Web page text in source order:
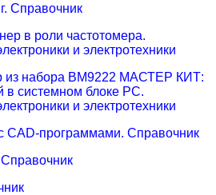
Справочник
в роли частотомера.
и электротехники
из набора ВМ9222 МАСТЕР КИТ:
в системном блоке PC.
и электротехники
CAD-программами. Справочник